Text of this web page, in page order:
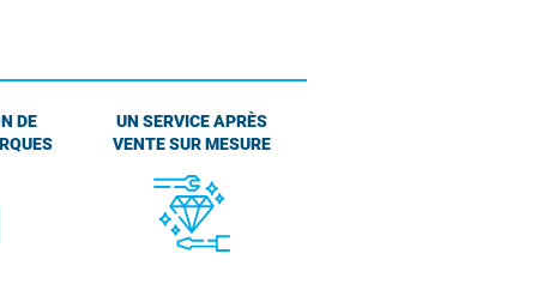
DE
UN SERVICE APRÈS
VENTE SUR MESURE